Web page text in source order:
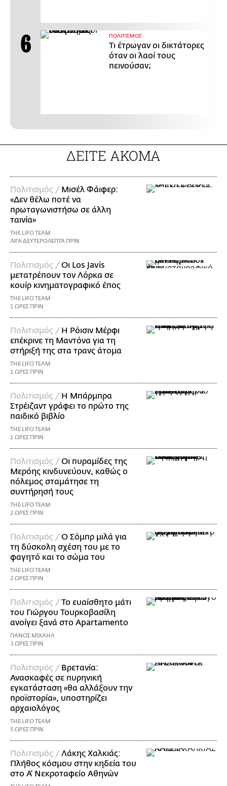
ΠΟΛΙΤΙΣΜΟΣ
Τι έτρωγαν οι δικτάτορες
όταν οι λαοί τους
πεινούσαν;
ΔΕΙΤΕ ΑΚΟΜΑ
Πολιτισμός / Μισέλ Φάιφερ:
«Δεν θέλω ποτέ να
πρωταγωνιστήσω σε άλλη
ταινία»
THE LIFO TEAM
ΛΙΓΑ ΔΕΥΤΕΡΟΛΕΠΤΑ ΠΡΙΝ
Πολιτισμός /Οι Los Javis
μετατρέπουν τον Λόρκα σε
κουίρ κινηματογραφικό έπος
THE LIFO TEAM
1 ΩΡΕΣ ΠΡΙΝ
Πολιτισμός / Η Ρόισιν Μέρφι
επέκρινε τη Μαντόνα για τη
στήριξή της στα τρανς άτομα
THE LIFO TEAM
1 ΩΡΕΣ ΠΡΙΝ
Πολιτισμός / Η Μπάρμπρα
Στρέιζαντ γράφει το πρώτο της
παιδικό βιβλίο
THE LIFO TEAM
1 ΩΡΕΣ ΠΡΙΝ
Πολιτισμός /Οι πυραμίδες της
Μερόης κινδυνεύουν, καθώς ο
πόλεμος σταμάτησε τη
συντήρησή τους
THE LIFO TEAM
2 ΩΡΕΣ ΠΡΙΝ
Πολιτισμός /Ο Σόμπρ μιλά για
τη δύσκολη σχέση του με το
φαγητό και το σώμα του
THE LIFO TEAM
2 ΩΡΕΣ ΠΡΙΝ
Πολιτισμός /Το ευαίσθητο μάτι
του Γιώργου Τουρκοβασίλη
ανοίγει ξανά στο Apartamento
ΠΑΝΟΣ ΜΙΧΑΗΛ
3 ΩΡΕΣ ΠΡΙΝ
Πολιτισμός / Βρετανία:
Ανασκαφές σε πυρηνική
εγκατάσταση «θα αλλάξουν την
προϊστορία», υποστηρίζει
αρχαιολόγος
THE LIFO TEAM
5 ΩΡΕΣ ΠΡΙΝ
Πολιτισμός /Λάκης Χαλκιάς:
Πλήθος κόσμου στην κηδεία του
στο Α' Νεκροταφείο Αθηνών